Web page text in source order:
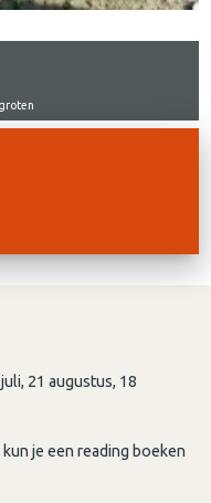
21 augustus, 18
je een reading boeken